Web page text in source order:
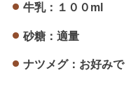
牛乳：１００ml
砂糖：適量
ナツメグ：お好みで